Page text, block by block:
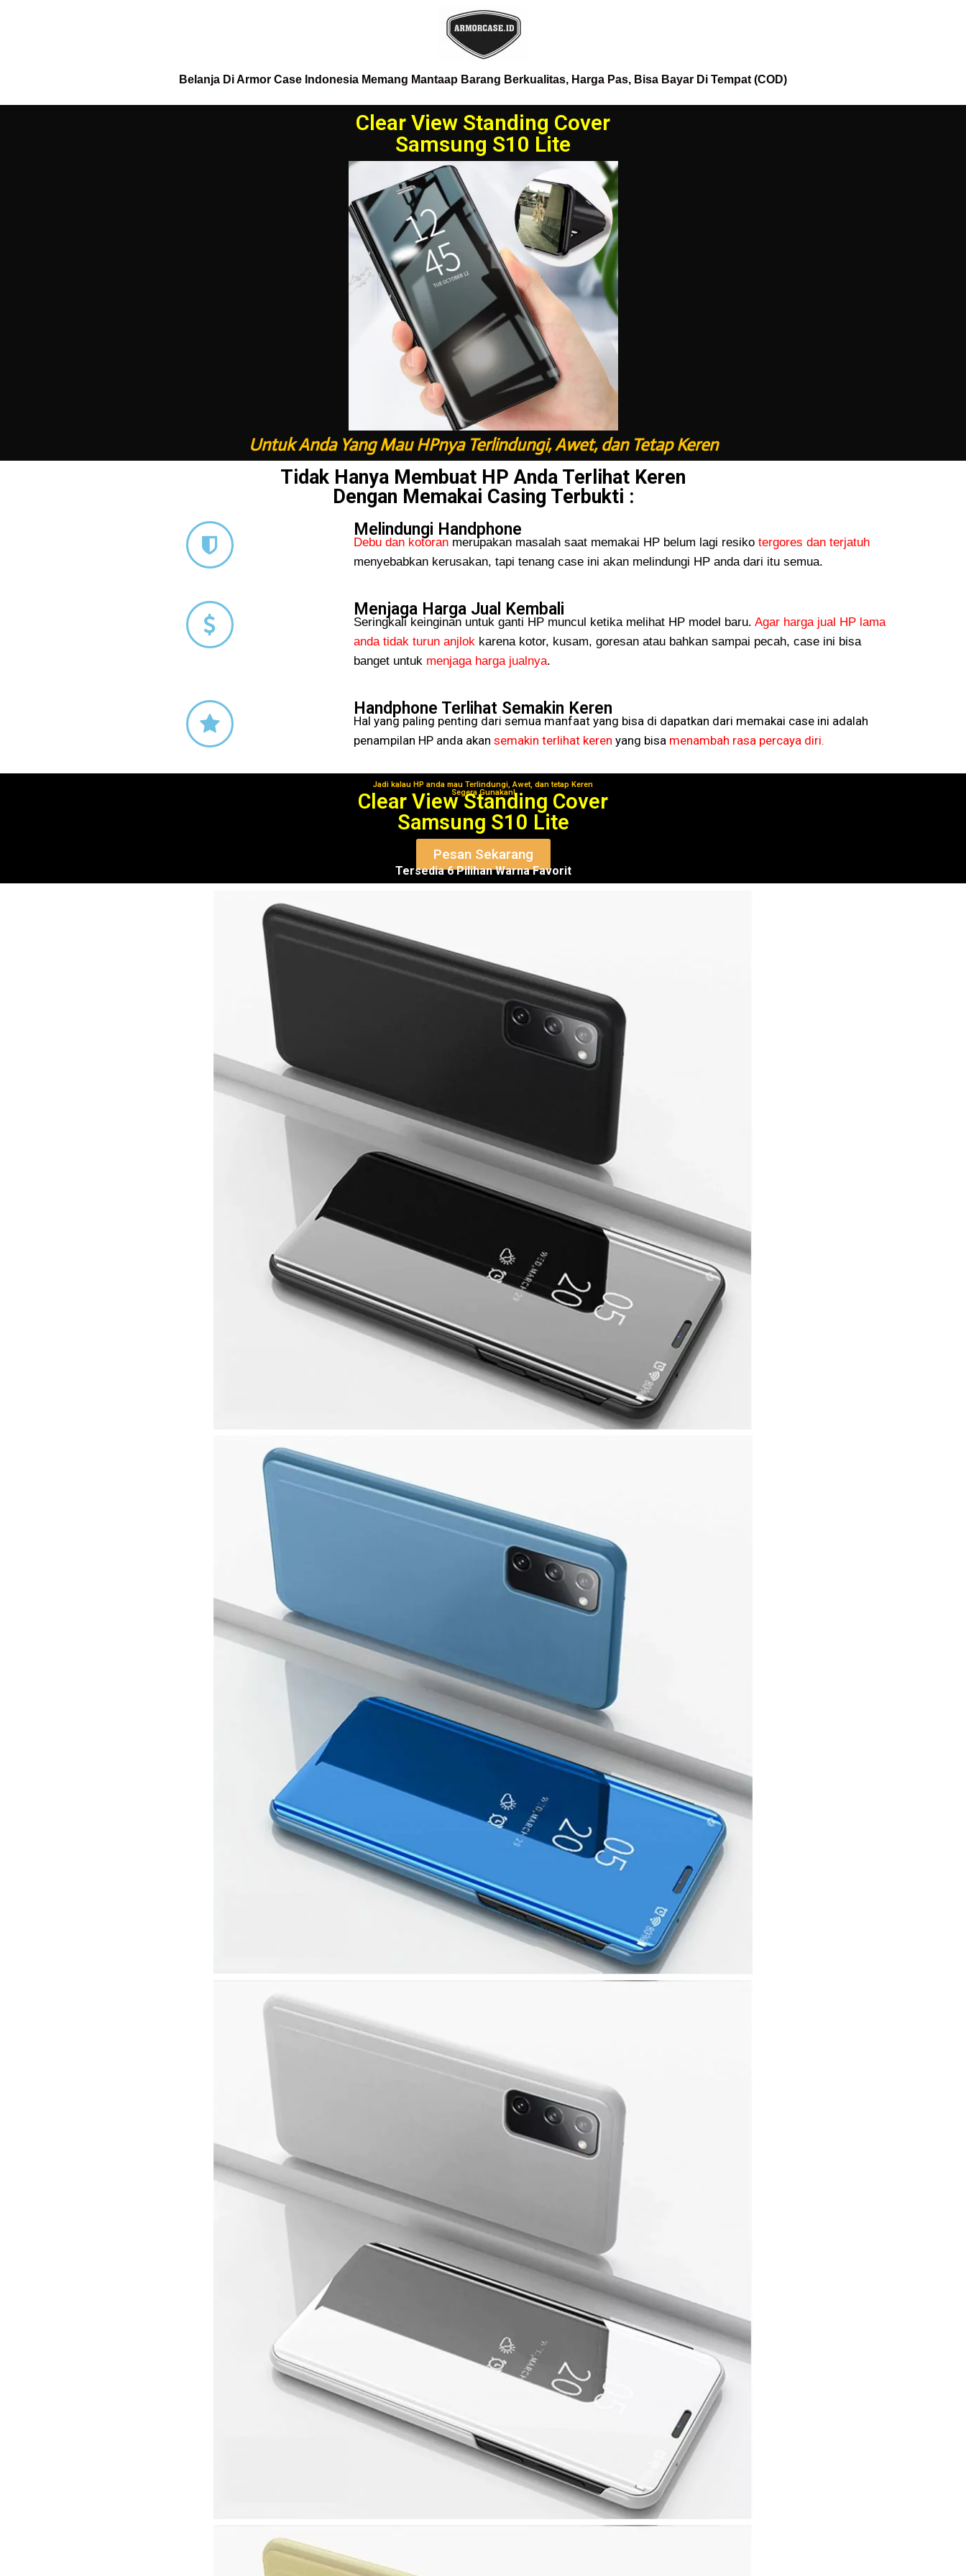
Belanja Di Armor Case Indonesia Memang Mantaap Barang Berkualitas, Harga Pas, Bisa Bayar Di Tempat (COD)
Clear View Standing Cover
Samsung S10 Lite
Untuk Anda Yang Mau HPnya Terlindungi, Awet, dan Tetap Keren
Tidak Hanya Membuat HP Anda Terlihat Keren
Dengan Memakai Casing Terbukti :
Melindungi Handphone
Debu dan kotoran merupakan masalah saat memakai HP belum lagi resiko tergores dan terjatuh
menyebabkan kerusakan, tapi tenang case ini akan melindungi HP anda dari itu semua.
Menjaga Harga Jual Kembali
Seringkali keinginan untuk ganti HP muncul ketika melihat HP model baru. Agar harga jual HP lama
anda tidak turun anjlokkarena kotor, kusam, goresan atau bahkan sampai pecah, case ini bisa
banget untuk menjaga harga jualnya.
Handphone Terlihat Semakin Keren
Hal yang paling penting dari semua manfaat yang bisa di dapatkan dari memakai case ini adalah
penampilan HP anda akan semakin terlihat keren yang bisa menambah rasa percaya diri.
Jadi kalau HP anda mau Terlindungi, Awet, dan tetap Keren
Segera Gunakan!
Clear View Standing Cover
Samsung S10 Lite
Pesan Sekarang
Tersedia 6 Pilihan Warna Favorit